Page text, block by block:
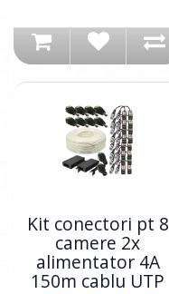
Kit conectori pt 8
camere 2x
alimentator 4A
150m cablu UTP